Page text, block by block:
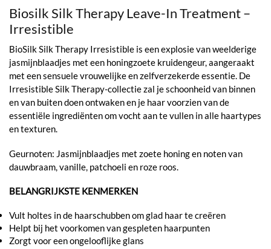
Biosilk Silk Therapy Leave-In Treatment –
Irresistible
BioSilk Silk Therapy Irresistible is een explosie van weelderige
jasmijnblaadjes met een honingzoete kruidengeur, aangeraakt
met een sensuele vrouwelijke en zelfverzekerde essentie. De
Irresistible Silk Therapy-collectie zal je schoonheid van binnen
en van buiten doen ontwaken en je haar voorzien van de
essentiële ingrediënten om vocht aan te vullen in alle haartypes
en texturen.
Geurnoten: Jasmijnblaadjes met zoete honing en noten van
dauwbraam, vanille, patchoeli en roze roos.
BELANGRIJKSTE KENMERKEN
Vult holtes in de haarschubben om glad haar te creëren
Helpt bij het voorkomen van gespleten haarpunten
Zorgt voor een ongelooflijke glans